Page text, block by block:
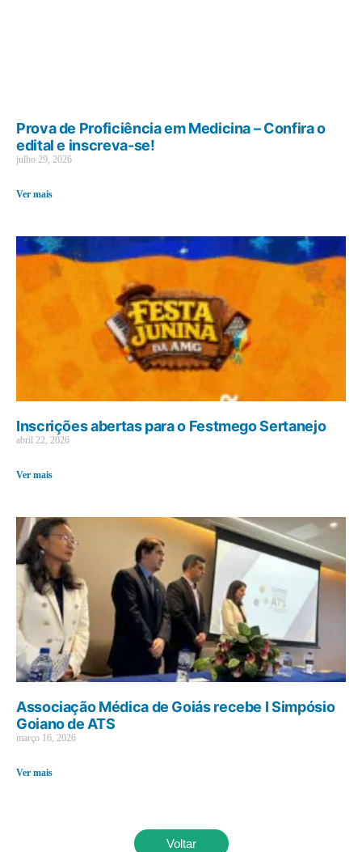
Prova de Proficiência em Medicina – Confira o
edital e inscreva-se!
julho 29, 2026
Ver mais
Inscrições abertas para o Festmego Sertanejo
abril 22, 2026
Ver mais
Associação Médica de Goiás recebe I Simpósio
Goiano de ATS
março 16, 2026
Ver mais
Voltar